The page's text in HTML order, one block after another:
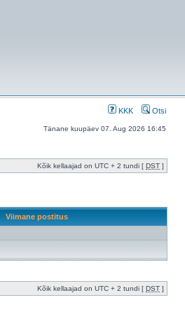
KKK Otsi
Tänane kuupäev 07. Aug 2026 16:45
Kõik kellaajad on UTC + 2 tundi [ DST ]
Viimane postitus
Kõik kellaajad on UTC + 2 tundi [ DST ]